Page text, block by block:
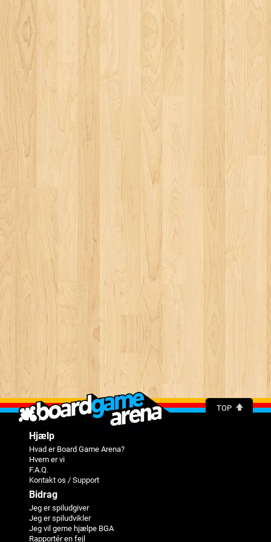
TOP
Hjælp
Hvad er Board Game Arena?
Hvem er vi
F.A.Q.
Kontakt os / Support
Bidrag
Jeg er spiludgiver
Jeg er spiludvikler
Jeg vil gerne hjælpe BGA
Rapportér en fejl